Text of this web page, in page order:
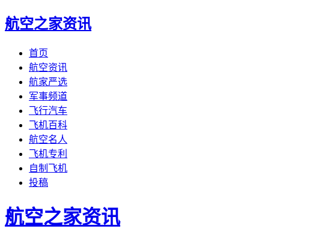
航空之家资讯
首页
航空资讯
航家严选
军事频道
飞行汽车
飞机百科
航空名人
飞机专利
自制飞机
投稿
航空之家资讯